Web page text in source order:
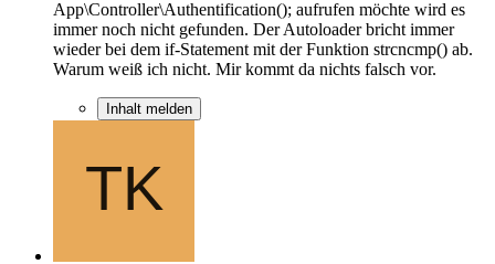
App\Controller\Authentification(); aufrufen möchte wird es
immer noch nicht gefunden. Der Autoloader bricht immer
wieder bei dem if-Statement mit der Funktion strcncmp() ab.
Warum weiß ich nicht. Mir kommt da nichts falsch vor.
Inhalt melden